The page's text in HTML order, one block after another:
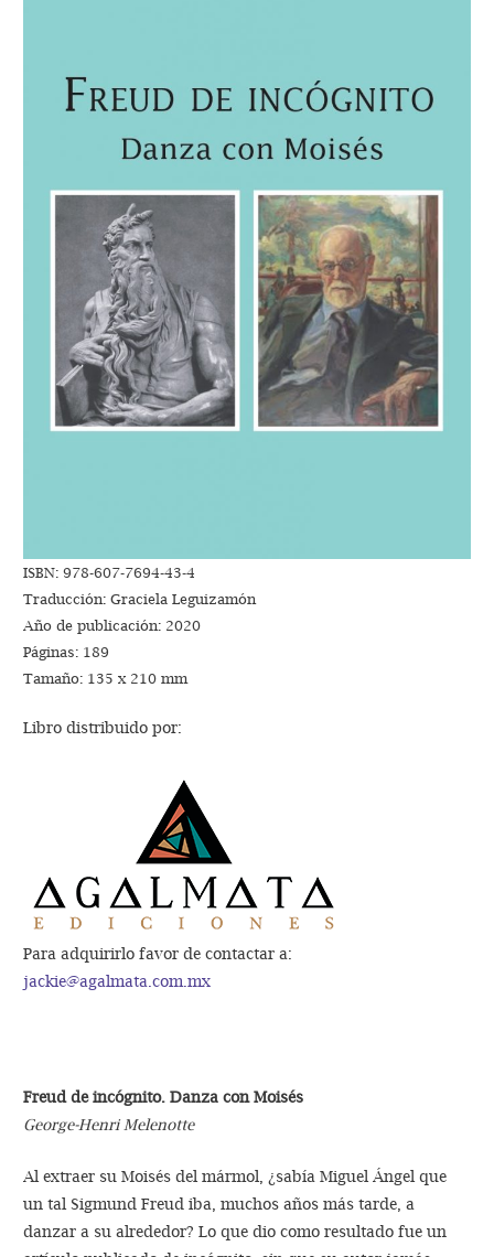
ISBN: 978-607-7694-43-4
Traducción: Graciela Leguizamón
Año de publicación: 2020
Páginas: 189
Tamaño: 135 x 210 mm
Libro distribuido por:
Para adquirirlo favor de contactar a:
jackie@agalmata.com.mx
Freud de incógnito. Danza con Moisés
George-Henri Melenotte
Al extraer su Moisés del mármol, ¿sabía Miguel Ángel que
un tal Sigmund Freud iba, muchos años más tarde, a
danzar a su alrededor? Lo que dio como resultado fue un